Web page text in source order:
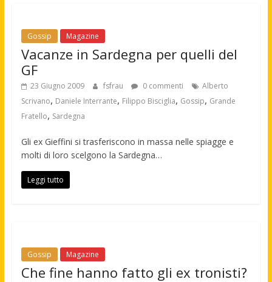
Gossip Magazine
Vacanze in Sardegna per quelli del
GF
23 Giugno 2009 fsfrau 0 commenti
Alberto
Scrivano, Daniele Interrante, Filippo Bisciglia, Gossip, Grande
Fratello, Sardegna
Gli ex Gieffini si trasferiscono in massa nelle spiagge e
molti di loro scelgono la Sardegna…
Leggi tutto
Gossip Magazine
Che fine hanno fatto gli ex tronisti?